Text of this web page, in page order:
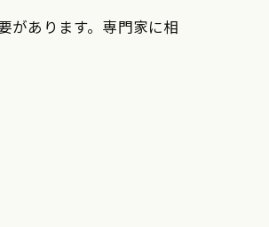
があります。専門家に相